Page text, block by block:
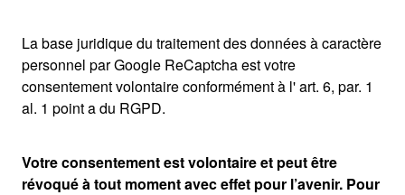
La base juridique du traitement des données à caractère
personnel par Google ReCaptcha est votre
consentement volontaire conformément à l' art. 6, par. 1
al. 1 point a du RGPD.
Votre consentement est volontaire et peut être
révoqué à tout moment avec effet pour l’avenir. Pour